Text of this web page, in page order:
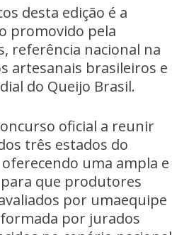
desta edição é a
promovido pela
referência nacional na
artesanais brasileiros e
do Queijo Brasil.
oficial a reunir
três estados do
oferecendo uma ampla e
que produtores
por umaequipe
por jurados